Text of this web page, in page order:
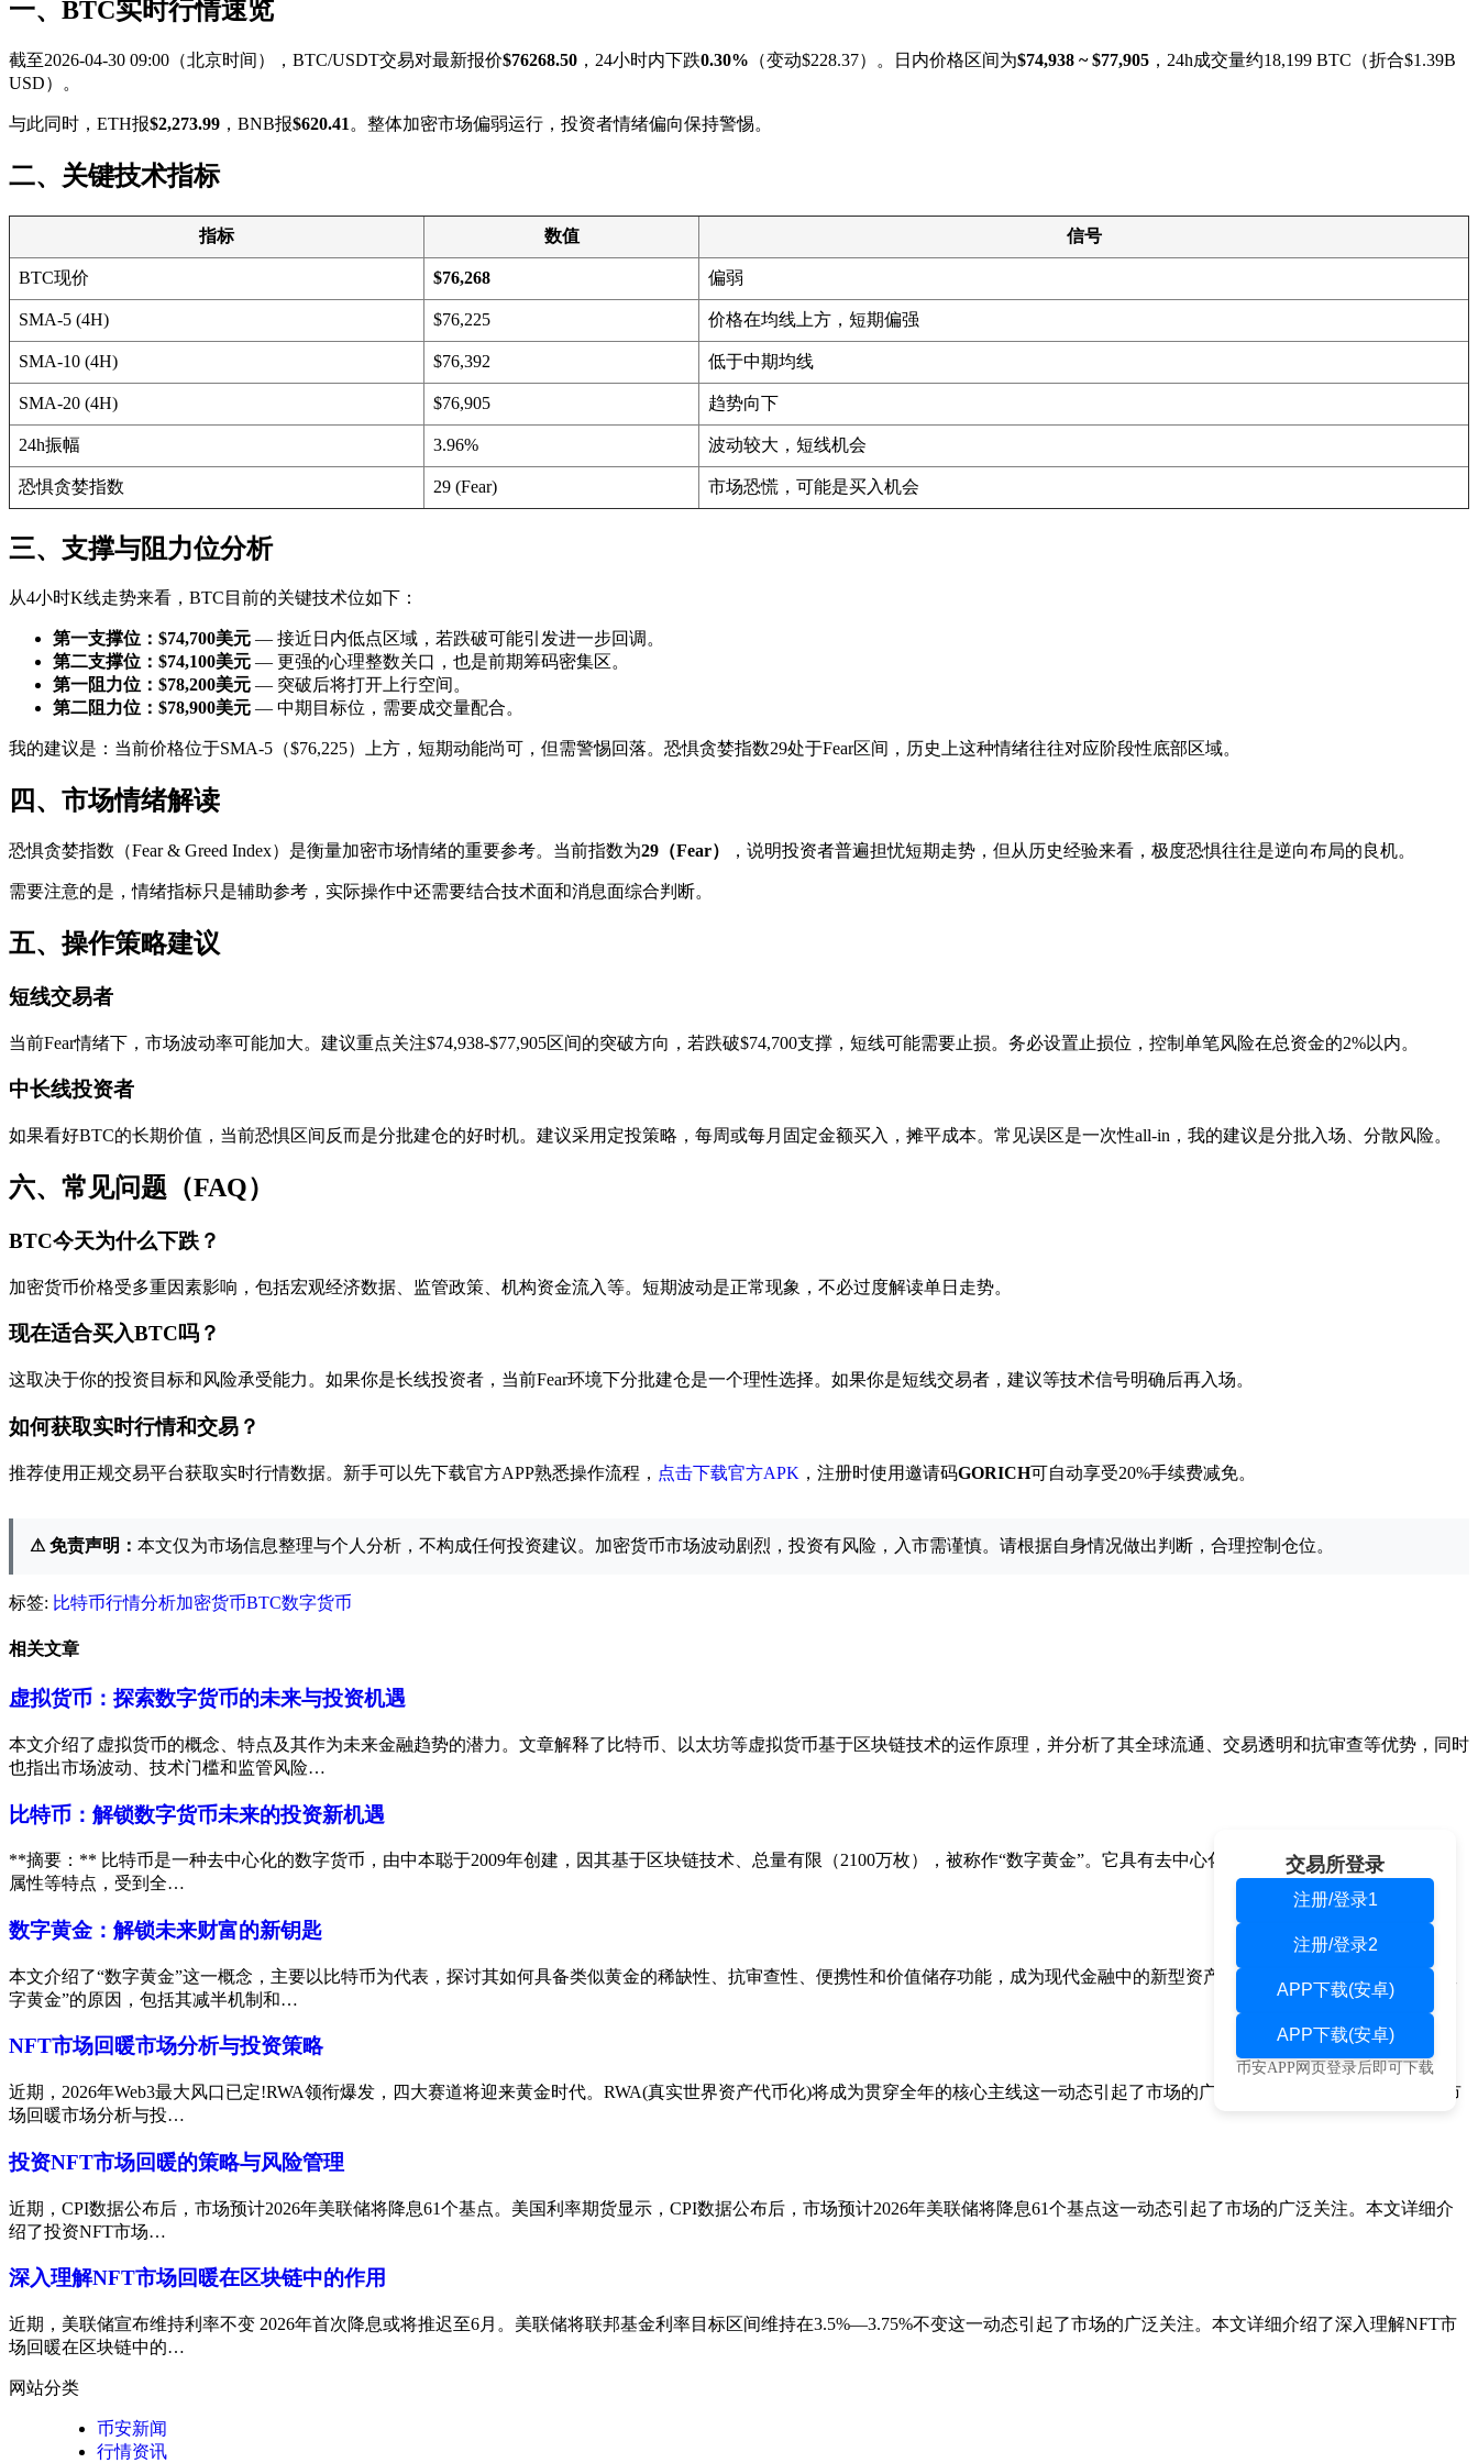
一、BTC实时行情速览
截至2026-04-30 09:00（北京时间），BTC/USDT交易对最新报价$76268.50 ，24小时内下跌0.30% （变动$228.37）。日内价格区间为$74,938 ~ $77,905 ，24h成交量约18,199 BTC（折合$1.39B
USD）。
与此同时，ETH报$2,273.99 ，BNB报$620.41 。整体加密市场偏弱运行，投资者情绪偏向保持警惕。
二、关键技术指标
指标 数值 信号
BTC现价 $76,268 偏弱
SMA-5 (4H) $76,225 价格在均线上方，短期偏强
SMA-10 (4H) $76,392 低于中期均线
SMA-20 (4H) $76,905 趋势向下
24h振幅 3.96% 波动较大，短线机会
恐惧贪婪指数 29 (Fear) 市场恐慌，可能是买入机会
三、支撑与阻力位分析
从4小时K线走势来看，BTC目前的关键技术位如下：
第一支撑位：$74,700美元 — 接近日内低点区域，若跌破可能引发进一步回调。
第二支撑位：$74,100美元 — 更强的心理整数关口，也是前期筹码密集区。
第一阻力位：$78,200美元 — 突破后将打开上行空间。
第二阻力位：$78,900美元 — 中期目标位，需要成交量配合。
我的建议是：当前价格位于SMA-5（$76,225）上方，短期动能尚可，但需警惕回落。恐惧贪婪指数29处于Fear区间，历史上这种情绪往往对应阶段性底部区域。
四、市场情绪解读
恐惧贪婪指数（Fear & Greed Index）是衡量加密市场情绪的重要参考。当前指数为29（Fear） ，说明投资者普遍担忧短期走势，但从历史经验来看，极度恐惧往往是逆向布局的良机。
需要注意的是，情绪指标只是辅助参考，实际操作中还需要结合技术面和消息面综合判断。
五、操作策略建议
短线交易者
当前Fear情绪下，市场波动率可能加大。建议重点关注$74,938-$77,905区间的突破方向，若跌破$74,700支撑，短线可能需要止损。务必设置止损位，控制单笔风险在总资金的2%以内。
中长线投资者
如果看好BTC的长期价值，当前恐惧区间反而是分批建仓的好时机。建议采用定投策略，每周或每月固定金额买入，摊平成本。常见误区是一次性all-in，我的建议是分批入场、分散风险。
六、常见问题（FAQ）
BTC今天为什么下跌？
加密货币价格受多重因素影响，包括宏观经济数据、监管政策、机构资金流入等。短期波动是正常现象，不必过度解读单日走势。
现在适合买入BTC吗？
这取决于你的投资目标和风险承受能力。如果你是长线投资者，当前Fear环境下分批建仓是一个理性选择。如果你是短线交易者，建议等技术信号明确后再入场。
如何获取实时行情和交易？
推荐使用正规交易平台获取实时行情数据。新手可以先下载官方APP熟悉操作流程， 点击下载官方APK ，注册时使用邀请码GORICH可自动享受20%手续费减免。
⚠ 免责声明： 本文仅为市场信息整理与个人分析，不构成任何投资建议。加密货币市场波动剧烈，投资有风险，入市需谨慎。请根据自身情况做出判断，合理控制仓位。
标签: 比特币行情分析加密货币BTC数字货币
相关文章
虚拟货币：探索数字货币的未来与投资机遇
本文介绍了虚拟货币的概念、特点及其作为未来金融趋势的潜力。文章解释了比特币、以太坊等虚拟货币基于区块链技术的运作原理，并分析了其全球流通、交易透明和抗审查等优势，同时
也指出市场波动、技术门槛和监管风险…
比特币：解锁数字货币未来的投资新机遇
**摘要：** 比特币是一种去中心化的数字货币，由中本聪于2009年创建，因其基于区块链技术、总量有限（2100万枚），被称作“数字黄金”。它具有去中心化、安全性高、抗审查和强投资
属性等特点，受到全…
数字黄金：解锁未来财富的新钥匙
本文介绍了“数字黄金”这一概念，主要以比特币为代表，探讨其如何具备类似黄金的稀缺性、抗审查性、便携性和价值储存功能，成为现代金融中的新型资产。文章分析了比特币被称为“数
字黄金”的原因，包括其减半机制和…
NFT市场回暖市场分析与投资策略
近期，2026年Web3最大风口已定!RWA领衔爆发，四大赛道将迎来黄金时代。RWA(真实世界资产代币化)将成为贯穿全年的核心主线这一动态引起了市场的广泛关注。本文详细介绍了NFT市
场回暖市场分析与投…
投资NFT市场回暖的策略与风险管理
近期，CPI数据公布后，市场预计2026年美联储将降息61个基点。美国利率期货显示，CPI数据公布后，市场预计2026年美联储将降息61个基点这一动态引起了市场的广泛关注。本文详细介
绍了投资NFT市场…
深入理解NFT市场回暖在区块链中的作用
近期，美联储宣布维持利率不变 2026年首次降息或将推迟至6月。美联储将联邦基金利率目标区间维持在3.5%—3.75%不变这一动态引起了市场的广泛关注。本文详细介绍了深入理解NFT市
场回暖在区块链中的…
网站分类
币安新闻
行情资讯
交易所登录
注册/登录1
注册/登录2
APP下载(安卓)
APP下载(安卓)
币安APP网页登录后即可下载